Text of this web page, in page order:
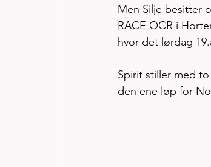
Men Silje besitter
RACE OCR i
hvor det lørdag
Spirit stiller med
den ene løp for